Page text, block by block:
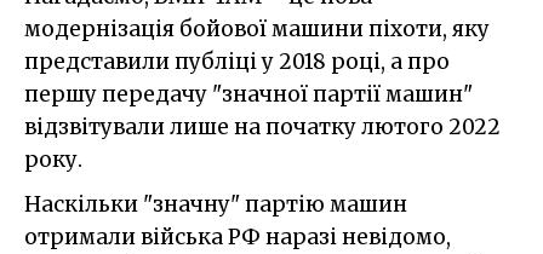
модернізація бойової машини піхоти, яку
представили публіці у 2018 році, а про
першу передачу "значної партії машин"
відзвітували лише на початку лютого 2022
року.
Наскільки "значну" партію машин
отримали війська РФ наразі невідомо,